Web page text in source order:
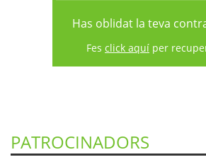
Has oblidat la teva
Fes click aquí per
PATROCINADORS